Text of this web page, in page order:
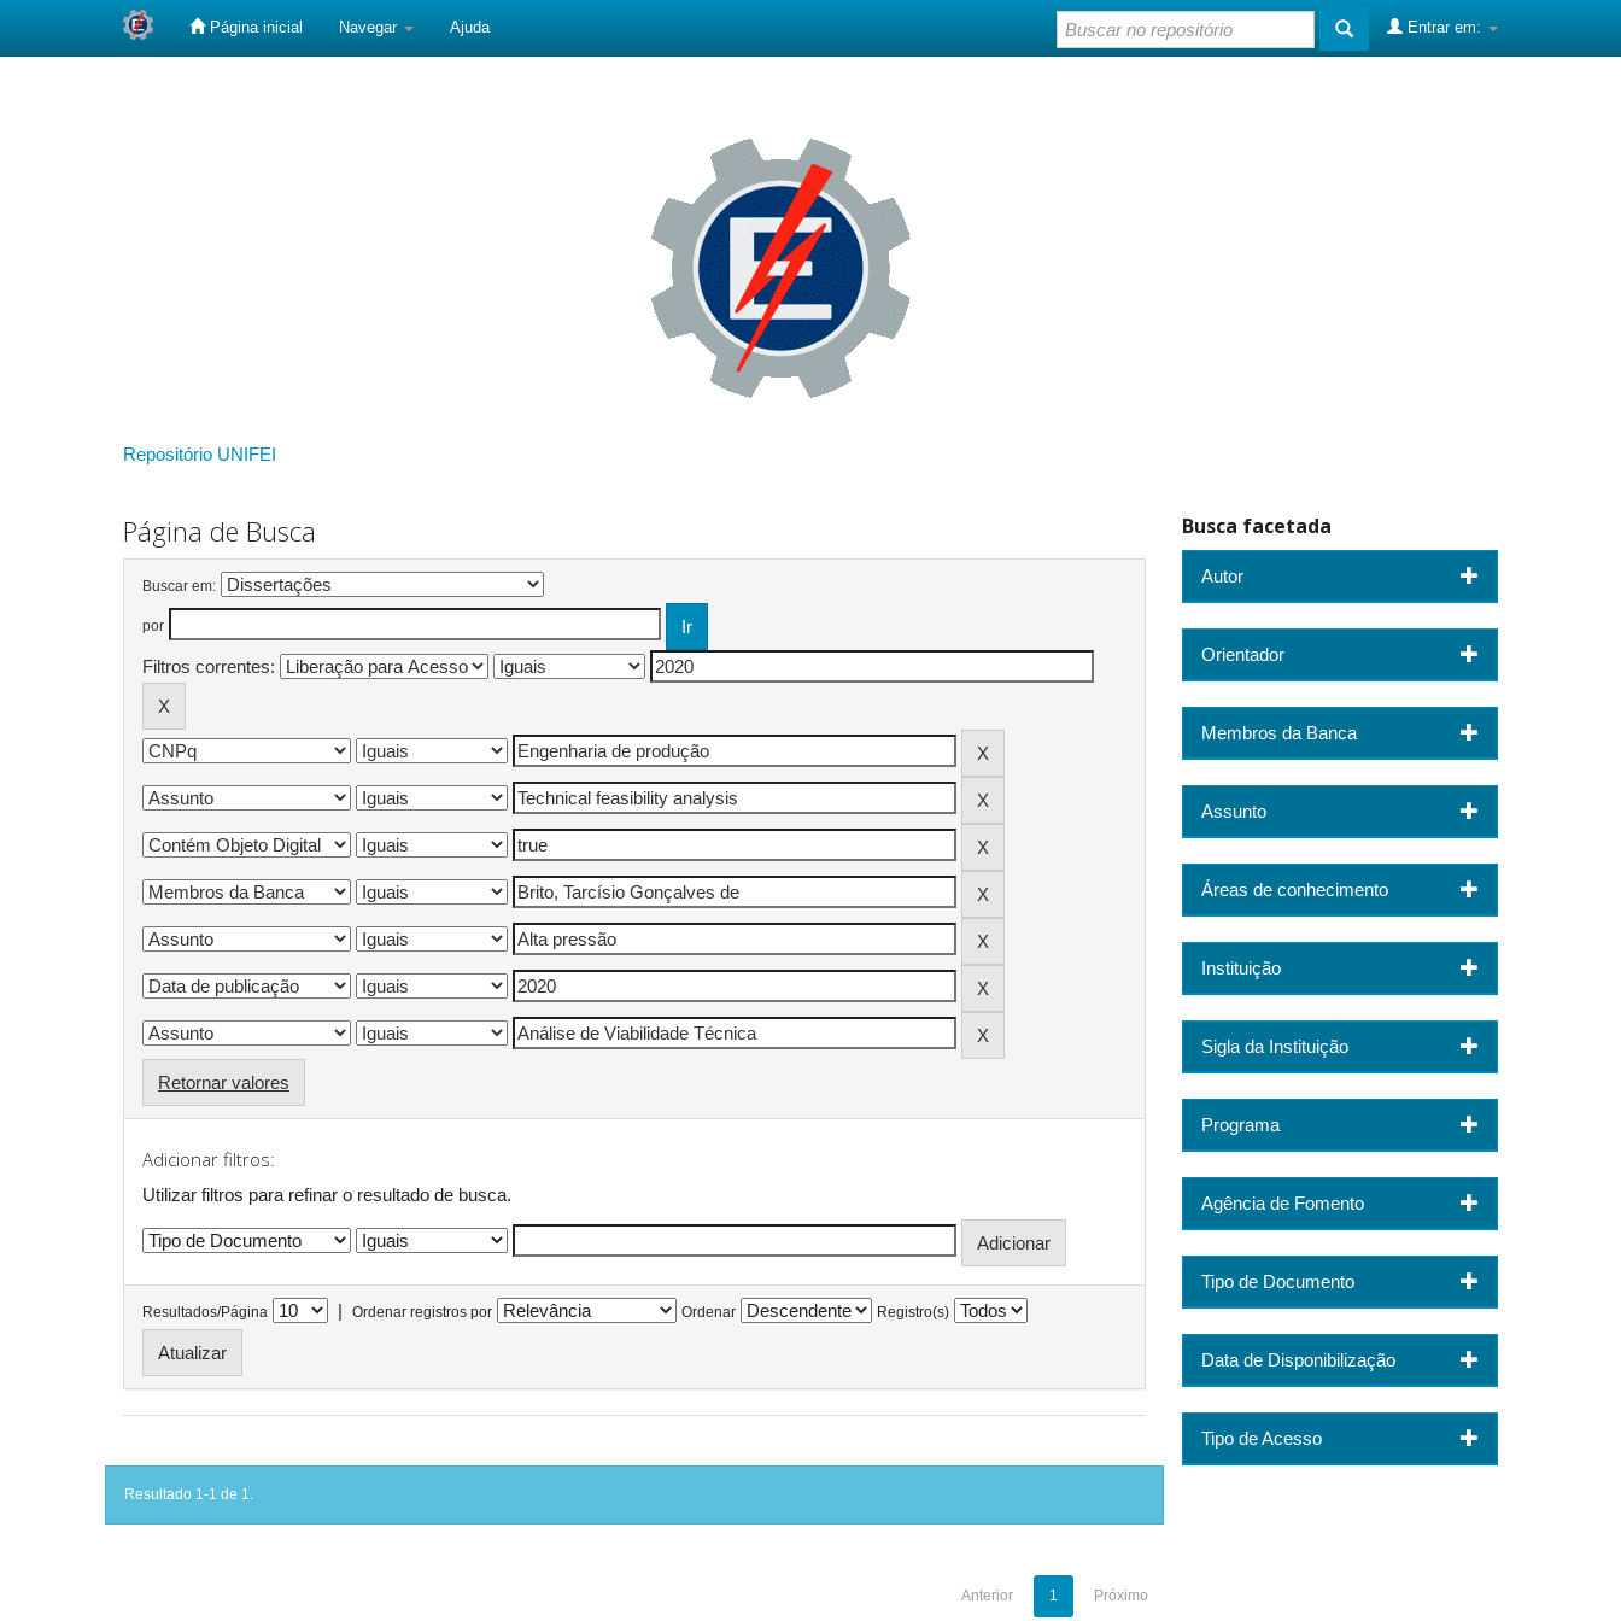
Página inicial Navegar Ajuda Entrar em:
Repositório UNIFEI
Página de Busca
Buscar em:
por
Filtros correntes:
Retornar valores
Adicionar filtros:
Utilizar filtros para refinar o resultado de busca.
Resultados/Página | Ordenar registros por Ordenar Registro(s)
Resultado 1-1 de 1.
Anterior 1 Próximo
Busca facetada
Autor
Orientador
Membros da Banca
Assunto
Áreas de conhecimento
Instituição
Sigla da Instituição
Programa
Agência de Fomento
Tipo de Documento
Data de Disponibilização
Tipo de Acesso